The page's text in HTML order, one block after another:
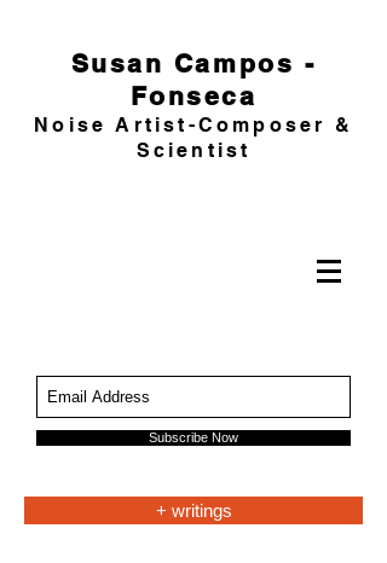
Susan Campos -
Fonseca
Noise Artist-Composer &
Scientist
Subscribe Now
+ writings